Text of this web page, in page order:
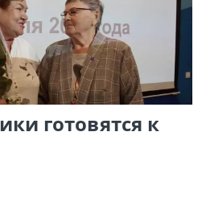
готовятся к